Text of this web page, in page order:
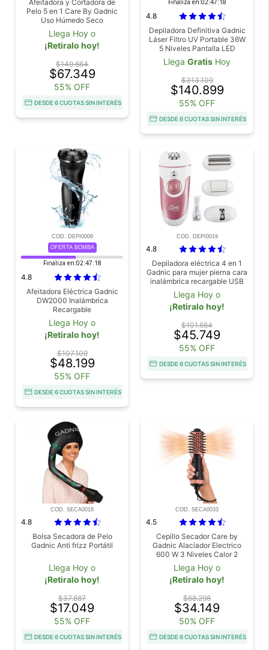
Afeitadora y Cortadora de
Pelo 5 en 1 Care By Gadnic
Uso Húmedo Seco
Llega Hoy o
¡Retiralo hoy!
$149.664
$67.349
55% OFF
DESDE 6 CUOTAS SIN INTERÉS
Finaliza en:02:47:17
4.8
Depiladora Definitiva Gadnic
Láser Filtro UV Portable 36W
5 Niveles Pantalla LED
999.999 Pulsos
Llega Gratis Hoy
$313.109
$140.899
55% OFF
DESDE 6 CUOTAS SIN INTERÉS
COD. DEPI0009
OFERTA BOMBA
Finaliza en:02:47:17
4.8
Afeitadora Eléctrica Gadnic
DW2000 Inalámbrica
Recargable
Llega Hoy o
¡Retiralo hoy!
$107.109
$48.199
55% OFF
DESDE 6 CUOTAS SIN INTERÉS
COD. DEPI0019
4.8
Depiladora eléctrica 4 en 1
Gadnic para mujer pierna cara
inalámbrica recargable USB
Llega Hoy o
¡Retiralo hoy!
$101.664
$45.749
55% OFF
DESDE 6 CUOTAS SIN INTERÉS
COD. SECA0018
4.8
Bolsa Secadora de Pelo
Gadnic Anti frizz Portátil
Llega Hoy o
¡Retiralo hoy!
$37.887
$17.049
55% OFF
DESDE 6 CUOTAS SIN INTERÉS
COD. SECA0033
4.5
Cepillo Secador Care by
Gadnic Alaciador Electrico
600 W 3 Niveles Calor 2
Velocidades
Llega Hoy o
¡Retiralo hoy!
$68.298
$34.149
50% OFF
DESDE 6 CUOTAS SIN INTERÉS